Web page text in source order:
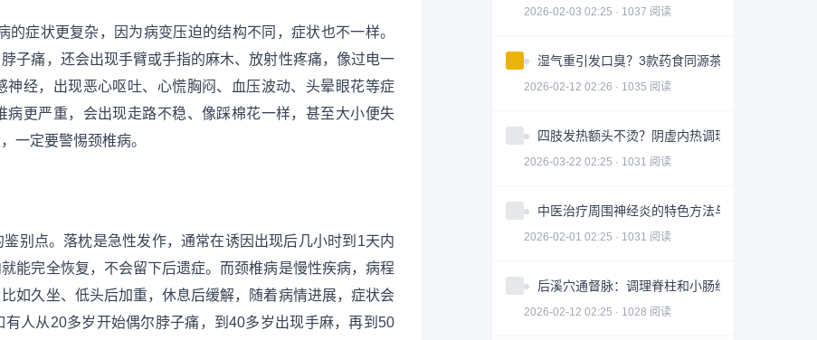
的症状更复杂，因为病变压迫的结构不同，症状也不一样。
子痛，还会出现手臂或手指的麻木、放射性疼痛，像过电一
经，出现恶心呕吐、心慌胸闷、血压波动、头晕眼花等症
更严重，会出现走路不稳、像踩棉花一样，甚至大小便失
一定要警惕颈椎病。
别点。落枕是急性发作，通常在诱因出现后几小时到1天内
能完全恢复，不会留下后遗症。而颈椎病是慢性疾病，病程
如久坐、低头后加重，休息后缓解，随着病情进展，症状会
人从20多岁开始偶尔脖子痛，到40多岁出现手麻，再到50
2026-02-03 02:25 · 1037 阅读
湿气重引发口臭？3款药食同源茶饮助你调理
2026-02-12 02:26 · 1035 阅读
四肢发热额头不烫？阴虚内热调理全攻略
2026-03-22 02:25 · 1031 阅读
中医治疗周围神经炎的特色方法与注意事项
2026-02-01 02:25 · 1031 阅读
后溪穴通督脉：调理脊柱和小肠经问题
2026-02-12 02:25 · 1028 阅读